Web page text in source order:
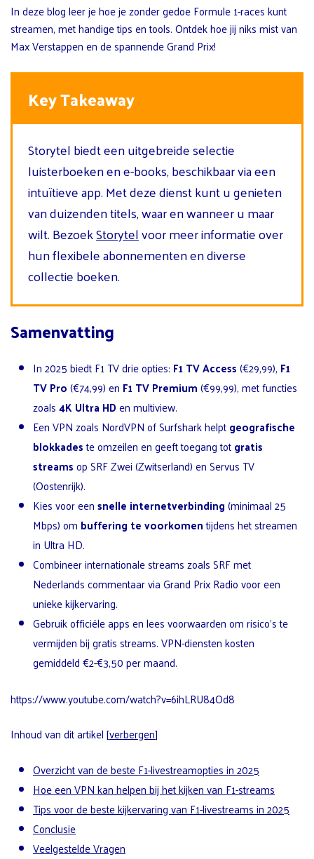
In deze blog leer je hoe je zonder gedoe Formule 1-races kunt
streamen, met handige tips en tools. Ontdek hoe jij niks mist van
Max Verstappen en de spannende Grand Prix!
Key Takeaway
Storytel biedt een uitgebreide selectie
luisterboeken en e-books, beschikbaar via een
intuïtieve app. Met deze dienst kunt u genieten
van duizenden titels, waar en wanneer u maar
wilt. BezoekStorytelvoor meer informatie over
hun flexibele abonnementen en diverse
collectie boeken.
Samenvatting
In 2025 biedt F1 TV drie opties: F1 TV Access(€29,99), F1
TV Pro(€74,99) en F1 TV Premium(€99,99), met functies
zoals4K Ultra HDen multiview.
Een VPN zoals NordVPN of Surfshark helptgeografische
blokkadeste omzeilen en geeft toegang totgratis
streamsop SRF Zwei (Zwitserland) en Servus TV
(Oostenrijk).
Kies voor eensnelle internetverbinding(minimaal 25
Mbps) om buffering te voorkomentijdens het streamen
in Ultra HD.
Combineer internationale streams zoals SRF met
Nederlands commentaar via Grand Prix Radio voor een
unieke kijkervaring.
Gebruik officiële apps en lees voorwaarden om risico’s te
vermijden bij gratis streams. VPN-diensten kosten
gemiddeld €2-€3,50 per maand.
https://www.youtube.com/watch?v=6ihLRU84Od8
Inhoud van dit artikel[verbergen]
Overzicht van de beste F1-livestreamopties in 2025
Hoe een VPN kan helpen bij het kijken van F1-streams
Tips voor de beste kijkervaring van F1-livestreams in 2025
Conclusie
Veelgestelde Vragen